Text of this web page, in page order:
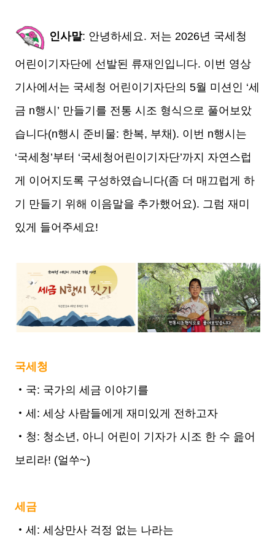
인사말: 안녕하세요. 저는 2026년 국세청
어린이기자단에 선발된 류재인입니다. 이번 영상
기사에서는 국세청 어린이기자단의 5월 미션인 ‘세
금 n행시’ 만들기를 전통 시조 형식으로 풀어보았
습니다(n행시 준비물: 한복, 부채). 이번 n행시는
‘국세청’부터 ‘국세청어린이기자단’까지 자연스럽
게 이어지도록 구성하였습니다(좀 더 매끄럽게 하
기 만들기 위해 이음말을 추가했어요). 그럼 재미
있게 들어주세요!
국세청
‧국: 국가의 세금 이야기를
‧세: 세상 사람들에게 재미있게 전하고자
‧청: 청소년, 아니 어린이 기자가 시조 한 수 읊어
보리라! (얼쑤~)
세금
‧세: 세상만사 걱정 없는 나라는